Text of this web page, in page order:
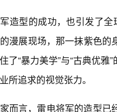
造型的成功，也引发了
漫展现场，那一抹紫色
了“暴力美学”与“古典优
所追求的视觉张力。
而言，雷电将军的造型